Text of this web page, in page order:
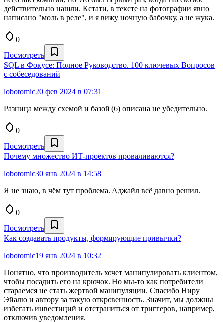
действительно нашли. Кстати, в тексте на фотографии явно
написано "моль в реле", и я вижу ночную бабочку, а не жука.
0
Посмотреть
SQL в Фокусе: Полное Руководство. 100 ключевых Вопросов
с собеседований
lobotomic20 фев 2024 в 07:31
Разница между схемой и базой (6) описана не убедительно.
0
Посмотреть
Почему множество ИТ-проектов проваливаются?
lobotomic30 янв 2024 в 14:58
Я не знаю, в чём тут проблема. Аджайл всё давно решил.
0
Посмотреть
Как создавать продукты, формирующие привычки?
lobotomic19 янв 2024 в 10:32
Понятно, что производитель хочет манипулировать клиентом,
чтобы посадить его на крючок. Но мы-то как потребители
стараемся не стать жертвой манипуляции. Спасибо Ниру
Эйалю и автору за такую откровенность. Значит, мы должны
избегать инвестиций и отстраниться от триггеров, например,
отключив уведомления.